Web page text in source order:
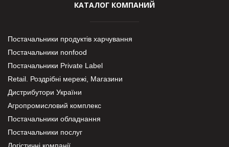
КАТАЛОГ КОМПАНИЙ
Постачальники продуктів харчування
Постачальники nonfood
Постачальники Private Label
Retail. Роздрібні мережі, Магазини
Дистрибутори України
Агропромисловий комплекс
Постачальники обладнання
Постачальники послуг
Логістичні компанії